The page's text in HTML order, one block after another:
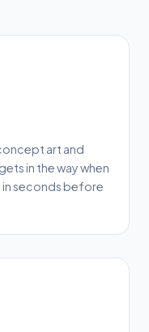
art and
in the way when
in seconds before